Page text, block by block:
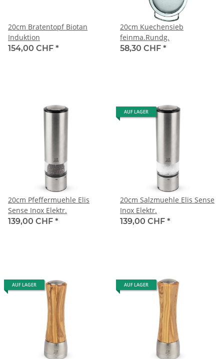
20cm Bratentopf Biotan
Induktion
154,00 CHF *
20cm Kuechensieb
feinma.Rundg.
58,30 CHF *
20cm Pfeffermuehle Elis
Sense Inox Elektr.
139,00 CHF *
AUF LAGER
20cm Salzmuehle Elis Sense
Inox Elektr.
139,00 CHF *
AUF LAGER AUF LAGER